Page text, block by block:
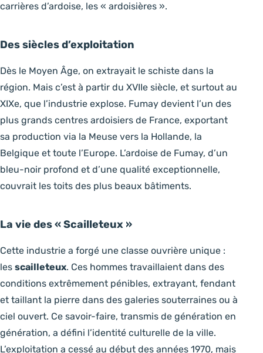
carrières d’ardoise, les « ardoisières ».
Des siècles d’exploitation
Dès le Moyen Âge, on extrayait le schiste dans la
région. Mais c’est à partir du XVIIe siècle, et surtout au
XIXe, que l’industrie explose. Fumay devient l’un des
plus grands centres ardoisiers de France, exportant
sa production via la Meuse vers la Hollande, la
Belgique et toute l’Europe. L’ardoise de Fumay, d’un
bleu-noir profond et d’une qualité exceptionnelle,
couvrait les toits des plus beaux bâtiments.
La vie des « Scailleteux »
Cette industrie a forgé une classe ouvrière unique :
les scailleteux. Ces hommes travaillaient dans des
conditions extrêmement pénibles, extrayant, fendant
et taillant la pierre dans des galeries souterraines ou à
ciel ouvert. Ce savoir-faire, transmis de génération en
génération, a défini l’identité culturelle de la ville.
L’exploitation a cessé au début des années 1970, mais